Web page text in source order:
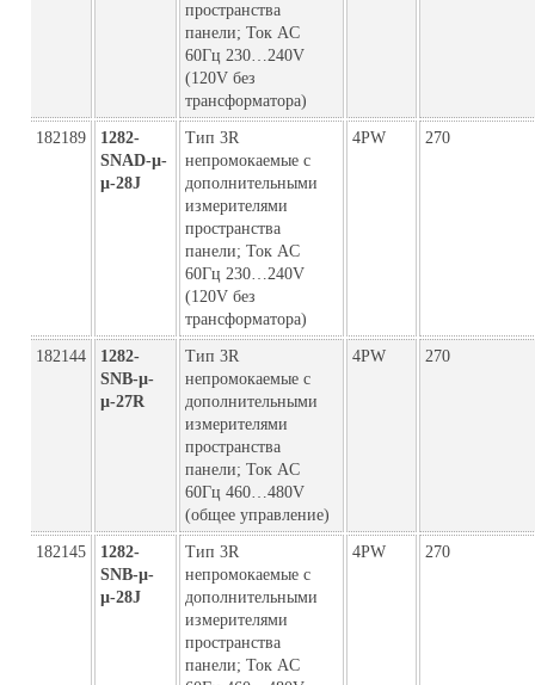
пространства
панели; Ток AC
60Гц 230…240V
(120V без
трансформатора)
182189
1282-
SNAD-µ-
µ-28J
Тип 3R
непромокаемые с
дополнительными
измерителями
пространства
панели; Ток AC
60Гц 230…240V
(120V без
трансформатора)
4PW 270
182144
1282-
SNB-µ-
µ-27R
Тип 3R
непромокаемые с
дополнительными
измерителями
пространства
панели; Ток AC
60Гц 460…480V
(общее управление)
4PW 270
182145
1282-
SNB-µ-
µ-28J
Тип 3R
непромокаемые с
дополнительными
измерителями
пространства
панели; Ток AC
4PW 270